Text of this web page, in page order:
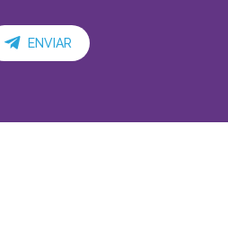
ENVIAR